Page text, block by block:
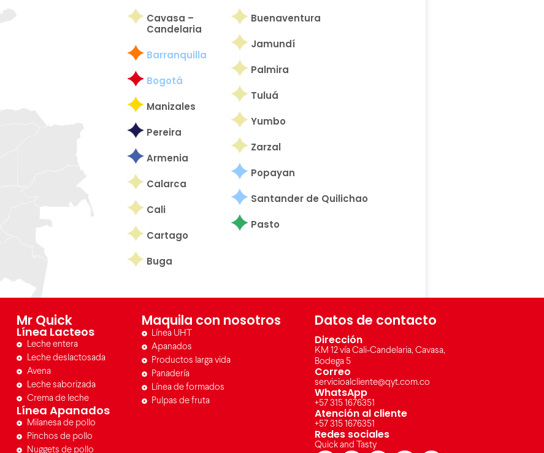
Cavasa –
Candelaria
Barranquilla
Bogotá
Manizales
Pereira
Armenia
Calarca
Cali
Cartago
Buga
Buenaventura
Jamundí
Palmira
Tuluá
Yumbo
Zarzal
Popayan
Santander de Quilichao
Pasto
Mr Quick
Línea Lacteos
Leche entera
Leche deslactosada
Avena
Leche saborizada
Crema de leche
Línea Apanados
Milanesa de pollo
Pinchos de pollo
Nuggets de pollo
Maquila con nosotros
Línea UHT
Apanados
Productos larga vida
Panadería
Línea de formados
Pulpas de fruta
Datos de contacto
Dirección
KM 12 vía Cali-Candelaria, Cavasa,
Bodega 5
Correo
servicioalcliente@qyt.com.co
WhatsApp
+57 315 1676351
Atención al cliente
+57 315 1676351
Redes sociales
Quick and Tasty